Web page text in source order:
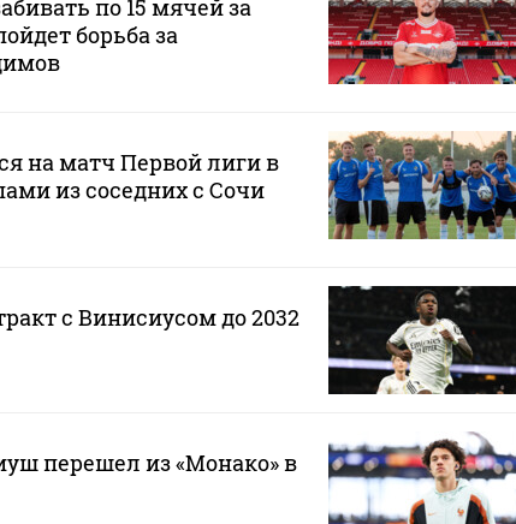
по 15 мячей за
борьба за
на матч Первой лиги в
из соседних с Сочи
с Винисиусом до 2032
перешел из «Монако» в